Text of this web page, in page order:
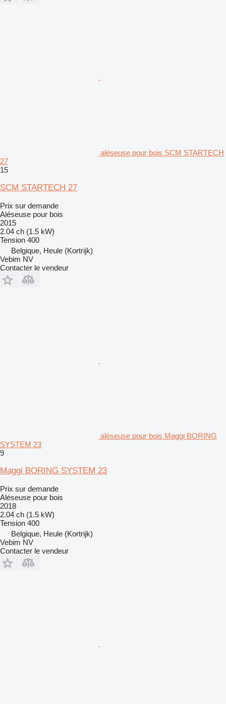
aléseuse pour bois SCM STARTECH
27
15
SCM STARTECH 27
Prix sur demande
Aléseuse pour bois
2015
2.04 ch (1.5 kW)
Tension 400
Belgique, Heule (Kortrijk)
Vebim NV
Contacter le vendeur
aléseuse pour bois Maggi BORING
SYSTEM 23
9
Maggi BORING SYSTEM 23
Prix sur demande
Aléseuse pour bois
2018
2.04 ch (1.5 kW)
Tension 400
Belgique, Heule (Kortrijk)
Vebim NV
Contacter le vendeur